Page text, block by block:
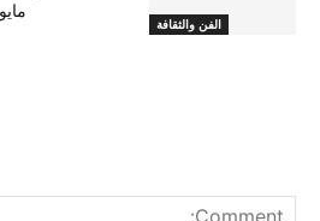
الفن والثقافة